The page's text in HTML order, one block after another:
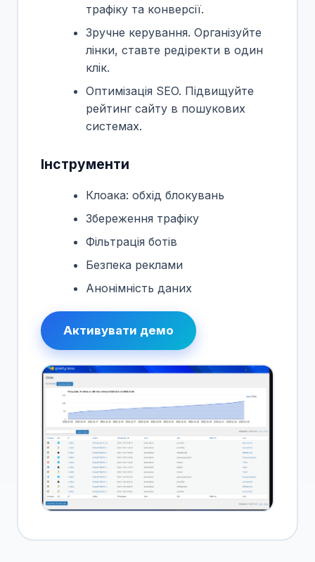
трафіку та конверсії.
Зручне керування. Організуйте
лінки, ставте редіректи в один
клік.
Оптимізація SEO. Підвищуйте
рейтинг сайту в пошукових
системах.
Інструменти
Клоака: обхід блокувань
Збереження трафіку
Фільтрація ботів
Безпека реклами
Анонімність даних
Активувати демо